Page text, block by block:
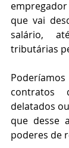
que vai
salário,
tributárias
contratos
delatados
que desse
poderes de